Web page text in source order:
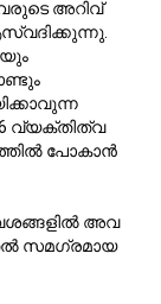
സമ്പന്നമായ
അകന്ന്
ചെയ്യുന്നു.